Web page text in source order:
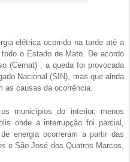
elétrica ocorrido na tarde até a
o Estado de Mato. De acordo
(Cemat) , a queda foi provocada
Nacional (SIN), mas que ainda
as causas da ocorrência.
municípios do interior, menos
onde a interrupção foi parcial,
energia ocorreram a partir das
e São José dos Quatros Marcos,